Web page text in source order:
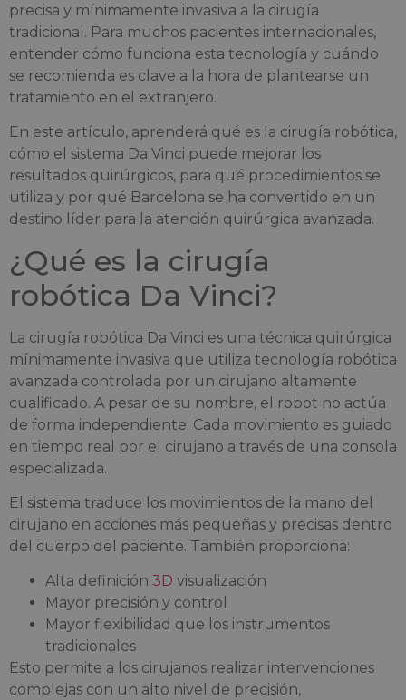
precisa y mínimamente invasiva a la cirugía
tradicional. Para muchos pacientes internacionales,
entender cómo funciona esta tecnología y cuándo
se recomienda es clave a la hora de plantearse un
tratamiento en el extranjero.
En este artículo, aprenderá qué es la cirugía robótica,
cómo el sistema Da Vinci puede mejorar los
resultados quirúrgicos, para qué procedimientos se
utiliza y por qué Barcelona se ha convertido en un
destino líder para la atención quirúrgica avanzada.
¿Qué es la cirugía
robótica Da Vinci?
La cirugía robótica Da Vinci es una técnica quirúrgica
mínimamente invasiva que utiliza tecnología robótica
avanzada controlada por un cirujano altamente
cualificado. A pesar de su nombre, el robot no actúa
de forma independiente. Cada movimiento es guiado
en tiempo real por el cirujano a través de una consola
especializada.
El sistema traduce los movimientos de la mano del
cirujano en acciones más pequeñas y precisas dentro
del cuerpo del paciente. También proporciona:
Alta definición 3D visualización
Mayor precisión y control
Mayor flexibilidad que los instrumentos
tradicionales
Esto permite a los cirujanos realizar intervenciones
complejas con un alto nivel de precisión,